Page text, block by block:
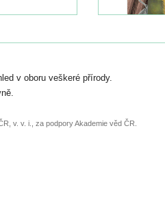
září.
nebo
v oboru veškeré přírody.
v. v. i., za podpory Akademie věd ČR.